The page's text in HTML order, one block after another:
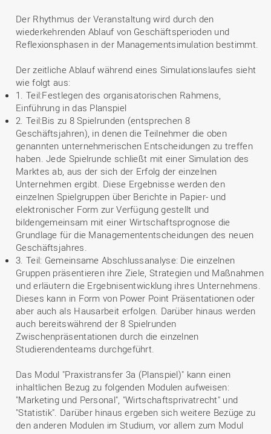
Der Rhythmus der Veranstaltung wird durch den
wiederkehrenden Ablauf von Geschäftsperioden und
Reflexionsphasen in der Managementsimulation bestimmt.
Der zeitliche Ablauf während eines Simulationslaufes sieht
wie folgt aus:
1. Teil:Festlegen des organisatorischen Rahmens,
Einführung in das Planspiel
2. Teil:Bis zu 8 Spielrunden (entsprechen 8
Geschäftsjahren), in denen die Teilnehmer die oben
genannten unternehmerischen Entscheidungen zu treffen
haben. Jede Spielrunde schließt mit einer Simulation des
Marktes ab, aus der sich der Erfolg der einzelnen
Unternehmen ergibt. Diese Ergebnisse werden den
einzelnen Spielgruppen über Berichte in Papier- und
elektronischer Form zur Verfügung gestellt und
bildengemeinsam mit einer Wirtschaftsprognose die
Grundlage für die Managemententscheidungen des neuen
Geschäftsjahres.
3. Teil: Gemeinsame Abschlussanalyse: Die einzelnen
Gruppen präsentieren ihre Ziele, Strategien und Maßnahmen
und erläutern die Ergebnisentwicklung ihres Unternehmens.
Dieses kann in Form von Power Point Präsentationen oder
aber auch als Hausarbeit erfolgen. Darüber hinaus werden
auch bereitswährend der 8 Spielrunden
Zwischenpräsentationen durch die einzelnen
Studierendenteams durchgeführt.
Das Modul "Praxistransfer 3a (Planspiel)" kann einen
inhaltlichen Bezug zu folgenden Modulen aufweisen:
"Marketing und Personal", "Wirtschaftsprivatrecht" und
"Statistik". Darüber hinaus ergeben sich weitere Bezüge zu
den anderen Modulen im Studium, vor allem zum Modul